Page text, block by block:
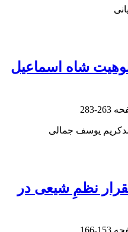
شاه اسماعیل
263-283
یوسف جمالی
نظمِ شیعی در